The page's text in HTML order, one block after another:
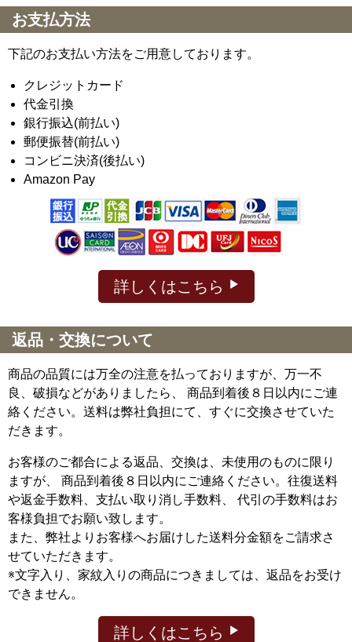
お支払方法
下記のお支払い方法をご用意しております。
クレジットカード
代金引換
銀行振込(前払い)
郵便振替(前払い)
コンビニ決済(後払い)
Amazon Pay
詳しくはこちら
返品・交換について
商品の品質には万全の注意を払っておりますが、万一不
良、破損などがありましたら、 商品到着後８日以内にご連
絡ください。送料は弊社負担にて、すぐに交換させていた
だきます。
お客様のご都合による返品、交換は、未使用のものに限り
ますが、
商品到着後８日以内にご連絡ください。往復送料
や返金手数料、支払い取り消し手数料、 代引の手数料はお
客様負担でお願い致します。
また、弊社よりお客様へお届けした送料分金額をご請求さ
せていただきます。
※文字入り、家紋入りの商品につきましては、返品をお受け
できません。
詳しくはこちら